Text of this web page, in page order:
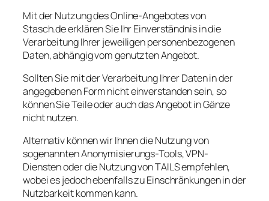
Mit der Nutzung des Online-Angebotes von
Stasch.de erklären Sie Ihr Einverständnis in die
Verarbeitung Ihrer jeweiligen personenbezogenen
Daten, abhängig vom genutzten Angebot.
Sollten Sie mit der Verarbeitung Ihrer Daten in der
angegebenen Form nicht einverstanden sein, so
können Sie Teile oder auch das Angebot in Gänze
nicht nutzen.
Alternativ können wir Ihnen die Nutzung von
sogenannten Anonymisierungs-Tools, VPN-
Diensten oder die Nutzung von TAILS empfehlen,
wobei es jedoch ebenfalls zu Einschränkungen in der
Nutzbarkeit kommen kann.